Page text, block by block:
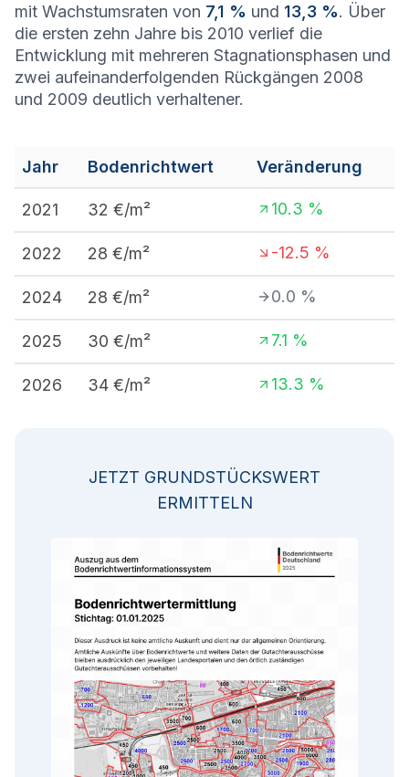
mit Wachstumsraten von 7,1 % und 13,3 %. Über
die ersten zehn Jahre bis 2010 verlief die
Entwicklung mit mehreren Stagnationsphasen und
zwei aufeinanderfolgenden Rückgängen 2008
und 2009 deutlich verhaltener.
Jahr Bodenrichtwert Veränderung
2021 32 €/m² 10.3 %
2022 28 €/m² -12.5 %
2024 28 €/m² 0.0 %
2025 30 €/m² 7.1 %
2026 34 €/m² 13.3 %
JETZT GRUNDSTÜCKSWERT
ERMITTELN